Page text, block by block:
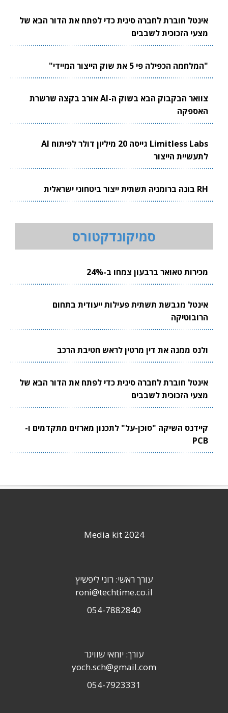
אינטל חוברת לחברה סינית כדי לפתח את הדור הבא של
מצעי הזכוכית לשבבים
"המלחמה הכפילה פי 5 את שוק הייצור המיידי"
צוואר הבקבוק הבא בשוק ה-AI אורב בקצה שרשרת
האספקה
Limitless Labs גייסה 20 מיליון דולר לפיתוח AI
לתעשיית הייצור
RH בונה ברומניה תשתית ייצור ביטחוני ישראלית
סמיקונדקטורס
מכירות טאואר ברבעון צמחו ב-24%
אינטל מגבשת תשתית פעילות ייעודית בתחום
הרובוטיקה
ולנס ממנה את דין מרטין לראש חטיבת הרכב
אינטל חוברת לחברה סינית כדי לפתח את הדור הבא של
מצעי הזכוכית לשבבים
קיידנס השיקה "סוכן-על" לתכנון מארזים מתקדמים ו-
PCB
Media kit 2024
עורך ראשי: רוני ליפשיץ
roni@techtime.co.il
054-7882840
עורך: יוחאי שוויגר
yoch.sch@gmail.com
054-7923331